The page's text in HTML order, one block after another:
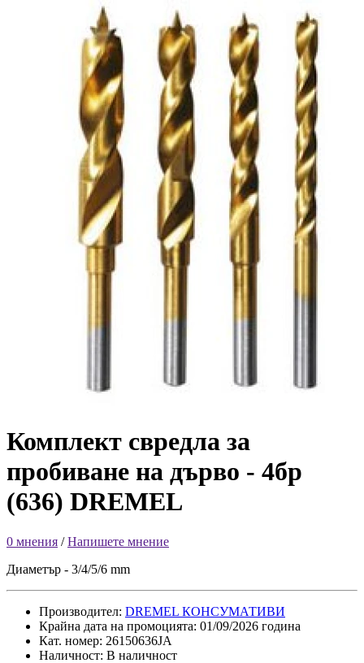
Комплект свредла за
пробиване на дърво - 4бр
(636) DREMEL
0 мнения /Напишете мнение
Диаметър - 3/4/5/6 mm
Производител: DREMEL КОНСУМАТИВИ
Крайна дата на промоцията: 01/09/2026 година
Кат. номер: 26150636JA
Наличност: В наличност